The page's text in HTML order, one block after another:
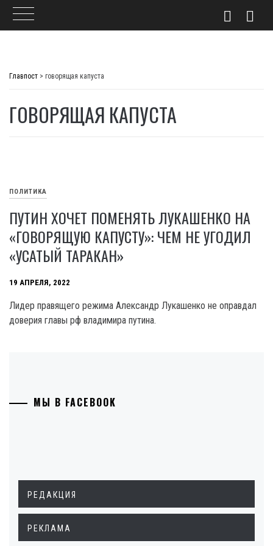
Главпост > говорящая капуста
ГОВОРЯЩАЯ КАПУСТА
ПОЛИТИКА
ПУТИН ХОЧЕТ ПОМЕНЯТЬ ЛУКАШЕНКО НА
«ГОВОРЯЩУЮ КАПУСТУ»: ЧЕМ НЕ УГОДИЛ
«УСАТЫЙ ТАРАКАН»
19 АПРЕЛЯ, 2022
Лидер правящего режима Александр Лукашенко не оправдал
доверия главы рф владимира путина.
МЫ В FACEBOOK
РЕДАКЦИЯ
РЕКЛАМА